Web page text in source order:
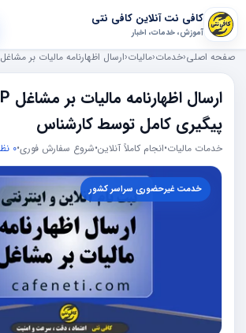
کافی نت آنلاین کافی نتی
آموزش، خدمات، اخبار
صفحه اصلی‹خدمات‹مالیات‹ارسال اظهارنامه مالیات بر مشاغل VIP
پیگیری کامل توسط کارشناس
خدمات مالیات•انجام کاملاً آنلاین•شروع سفارش فوری•0 نظر مشتریان
خدمت غیرحضوری سراسر کشور